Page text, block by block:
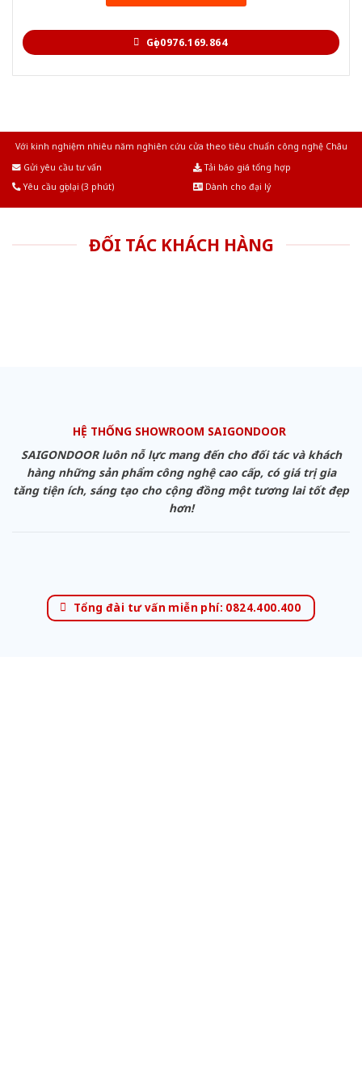
Gọi 0976.169.864
Với kinh nghiệm nhiêu năm nghiên cứu cửa theo tiêu chuẩn công nghệ Châu
Gửi yêu cầu tư vấn
Tải báo giá tổng hợp
Yêu cầu gọi lại (3 phút)
Dành cho đại lý
ĐỐI TÁC KHÁCH HÀNG
HỆ THỐNG SHOWROOM SAIGONDOOR
SAIGONDOOR luôn nỗ lực mang đến cho đối tác và khách
hàng những sản phẩm công nghệ cao cấp, có giá trị gia
tăng tiện ích, sáng tạo cho cộng đồng một tương lai tốt đẹp
hơn!
Tổng đài tư vấn miễn phí: 0824.400.400